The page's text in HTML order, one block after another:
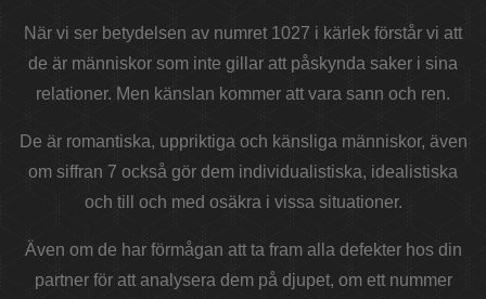
När vi ser betydelsen av numret 1027 i kärlek förstår vi att
de är människor som inte gillar att påskynda saker i sina
relationer. Men känslan kommer att vara sann och ren.
De är romantiska, uppriktiga och känsliga människor, även
om siffran 7 också gör dem individualistiska, idealistiska
och till och med osäkra i vissa situationer.
Även om de har förmågan att ta fram alla defekter hos din
partner för att analysera dem på djupet, om ett nummer